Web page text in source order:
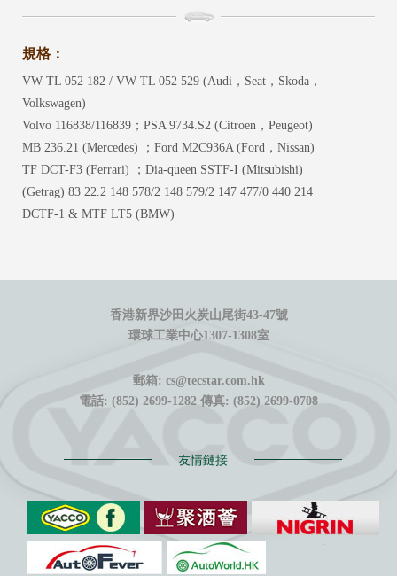
規格：
VW TL 052 182 / VW TL 052 529 (Audi，Seat，Skoda，
Volkswagen)
Volvo 116838/116839；PSA 9734.S2 (Citroen，Peugeot)
MB 236.21 (Mercedes) ；Ford M2C936A (Ford，Nissan)
TF DCT-F3 (Ferrari) ；Dia-queen SSTF-I (Mitsubishi)
(Getrag) 83 22.2 148 578/2 148 579/2 147 477/0 440 214
DCTF-1 & MTF LT5 (BMW)
香港新界沙田火炭山尾街43-47號
環球工業中心1307-1308室
郵箱: cs@tecstar.com.hk
電話: (852) 2699-1282 傳真: (852) 2699-0708
友情鏈接